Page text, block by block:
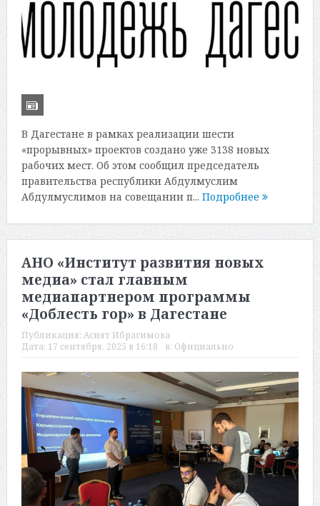
В Дагестане в рамках реализации шести
«прорывных» проектов создано уже 3138 новых
рабочих мест. Об этом сообщил председатель
правительства республики Абдулмуслим
Абдулмуслимов на совещании п... Подробнее
АНО «Институт развития новых
медиа» стал главным
медиапартнером программы
«Доблесть гор» в Дагестане
Публикация: Асият Ибрагимова
Дата: 17 сентября, 2025 в 16:18 в: Официально